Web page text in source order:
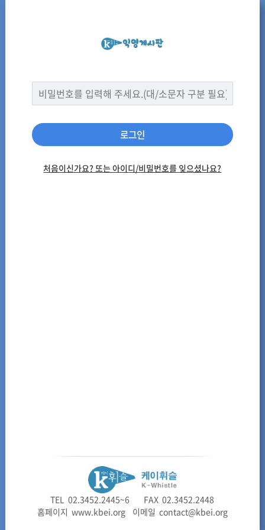
로그인
처음이신가요? 또는 아이디/비밀번호를 잊으셨나요?
TEL 02.3452.2445~6 FAX 02.3452.2448
홈페이지 www.kbei.org 이메일 contact@kbei.org